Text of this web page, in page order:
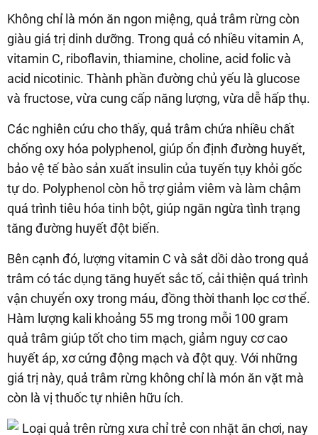
Không chỉ là món ăn ngon miệng, quả trâm rừng còn
giàu giá trị dinh dưỡng. Trong quả có nhiều vitamin A,
vitamin C, riboflavin, thiamine, choline, acid folic và
acid nicotinic. Thành phần đường chủ yếu là glucose
và fructose, vừa cung cấp năng lượng, vừa dễ hấp thụ.
Các nghiên cứu cho thấy, quả trâm chứa nhiều chất
chống oxy hóa polyphenol, giúp ổn định đường huyết,
bảo vệ tế bào sản xuất insulin của tuyến tụy khỏi gốc
tự do. Polyphenol còn hỗ trợ giảm viêm và làm chậm
quá trình tiêu hóa tinh bột, giúp ngăn ngừa tình trạng
tăng đường huyết đột biến.
Bên cạnh đó, lượng vitamin C và sắt dồi dào trong quả
trâm có tác dụng tăng huyết sắc tố, cải thiện quá trình
vận chuyển oxy trong máu, đồng thời thanh lọc cơ thể.
Hàm lượng kali khoảng 55 mg trong mỗi 100 gram
quả trâm giúp tốt cho tim mạch, giảm nguy cơ cao
huyết áp, xơ cứng động mạch và đột quỵ. Với những
giá trị này, quả trâm rừng không chỉ là món ăn vặt mà
còn là vị thuốc tự nhiên hữu ích.